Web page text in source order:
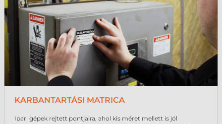
KARBANTARTÁSI MATRICA
Ipari gépek rejtett pontjaira, ahol kis méret mellett is jól